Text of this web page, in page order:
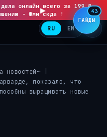
онлайн всего за 199 ₽
- Жми сюда !
▶
RU EN
новостей~
показало, что
выращивать новые
ГАЙДЫ
43